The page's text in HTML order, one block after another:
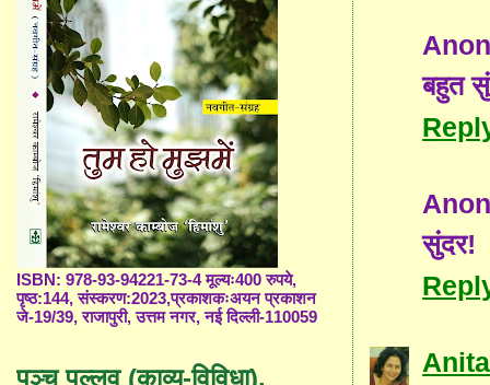
बहुत
सुंदर!
ISBN: 978-93-94221-73-4 मूल्यः400 रुपये,
पृष्ठ:144, संस्करण:2023,प्रकाशकःअयन प्रकाशन
जे-19/39, राजापुरी, उत्तम नगर, नई दिल्ली-110059
पञ्च पल्लव (काव्य-विविधा),